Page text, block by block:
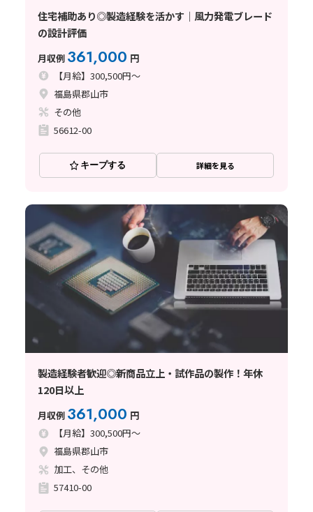
住宅補助あり◎製造経験を活かす｜風力発電ブレード
の設計評価
月収例 361,000 円
【月給】300,500円～
福島県郡山市
その他
56612-00
キープする 詳細を見る
製造経験者歓迎◎新商品立上・試作品の製作！年休
120日以上
月収例 361,000 円
【月給】300,500円～
福島県郡山市
加工、その他
57410-00